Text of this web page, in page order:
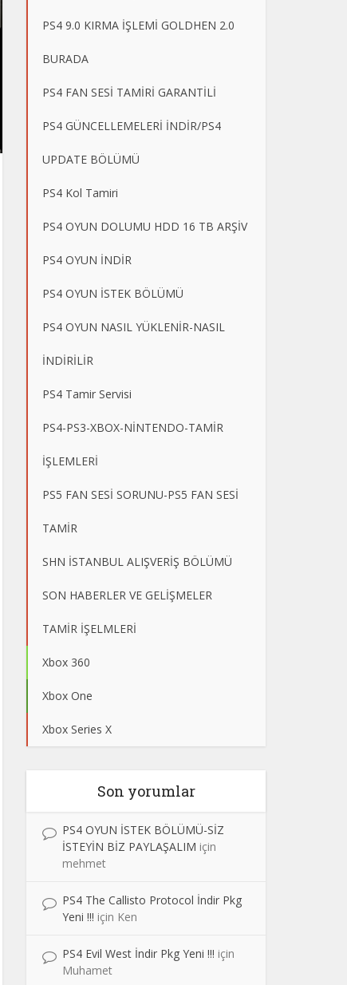
PS4 9.0 KIRMA İŞLEMİ GOLDHEN 2.0
BURADA
PS4 FAN SESİ TAMİRİ GARANTİLİ
PS4 GÜNCELLEMELERİ İNDİR/PS4
UPDATE BÖLÜMÜ
PS4 Kol Tamiri
PS4 OYUN DOLUMU HDD 16 TB ARŞİV
PS4 OYUN İNDİR
PS4 OYUN İSTEK BÖLÜMÜ
PS4 OYUN NASIL YÜKLENİR-NASIL
İNDİRİLİR
PS4 Tamir Servisi
PS4-PS3-XBOX-NİNTENDO-TAMİR
İŞLEMLERİ
PS5 FAN SESİ SORUNU-PS5 FAN SESİ
TAMİR
SHN İSTANBUL ALIŞVERİŞ BÖLÜMÜ
SON HABERLER VE GELİŞMELER
TAMİR İŞELMLERİ
Xbox 360
Xbox One
Xbox Series X
Son yorumlar
PS4 OYUN İSTEK BÖLÜMÜ-SİZ
İSTEYİN BİZ PAYLAŞALIM için
mehmet
PS4 The Callisto Protocol İndir Pkg
Yeni !!! için Ken
PS4 Evil West İndir Pkg Yeni !!! için
Muhamet